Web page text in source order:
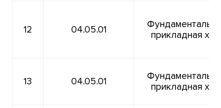
12 04.05.01
прикладная
13 04.05.01
прикладная